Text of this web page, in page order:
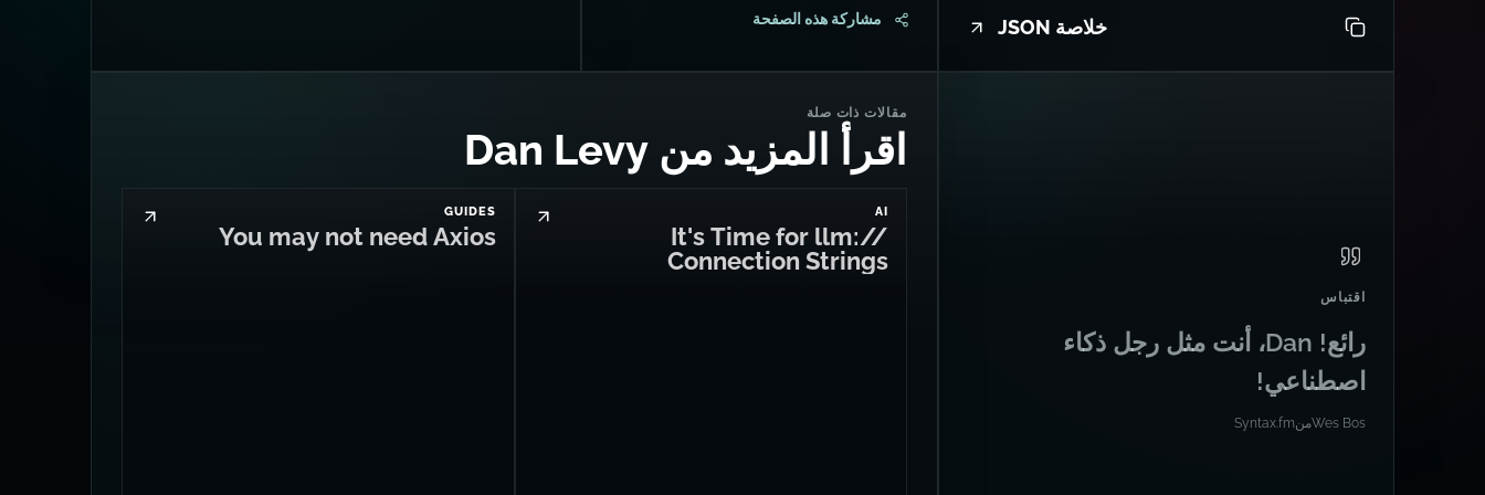
خلاصة JSON
اقتباس
رائع! Dan، أنت مثل رجل ذكاء
اصطناعي!
Wes BosمنSyntax.fm
مشاركة هذه الصفحة
مقالات ذات صلة
اقرأ المزيد من Dan Levy
AI
It's Time for llm://
Connection Strings
GUIDES
You may not need Axios